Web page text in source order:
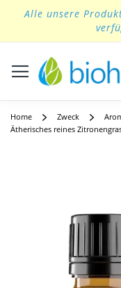
to
Alle unsere
Home Zweck
Ätherisches reines